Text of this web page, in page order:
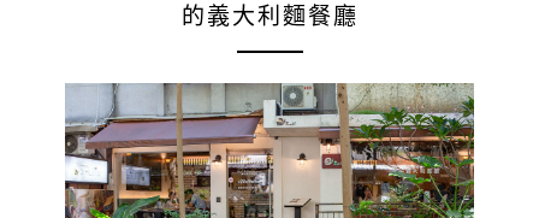
的義大利麵餐廳